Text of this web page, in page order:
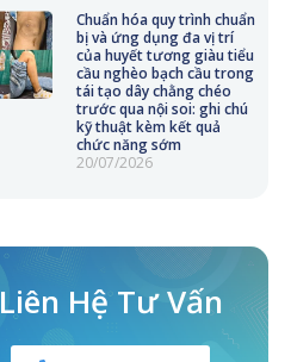
Chuẩn hóa quy trình chuẩn
bị và ứng dụng đa vị trí
của huyết tương giàu tiểu
cầu nghèo bạch cầu trong
tái tạo dây chằng chéo
trước qua nội soi: ghi chú
kỹ thuật kèm kết quả
chức năng sớm
20/07/2026
Liên Hệ Tư Vấn